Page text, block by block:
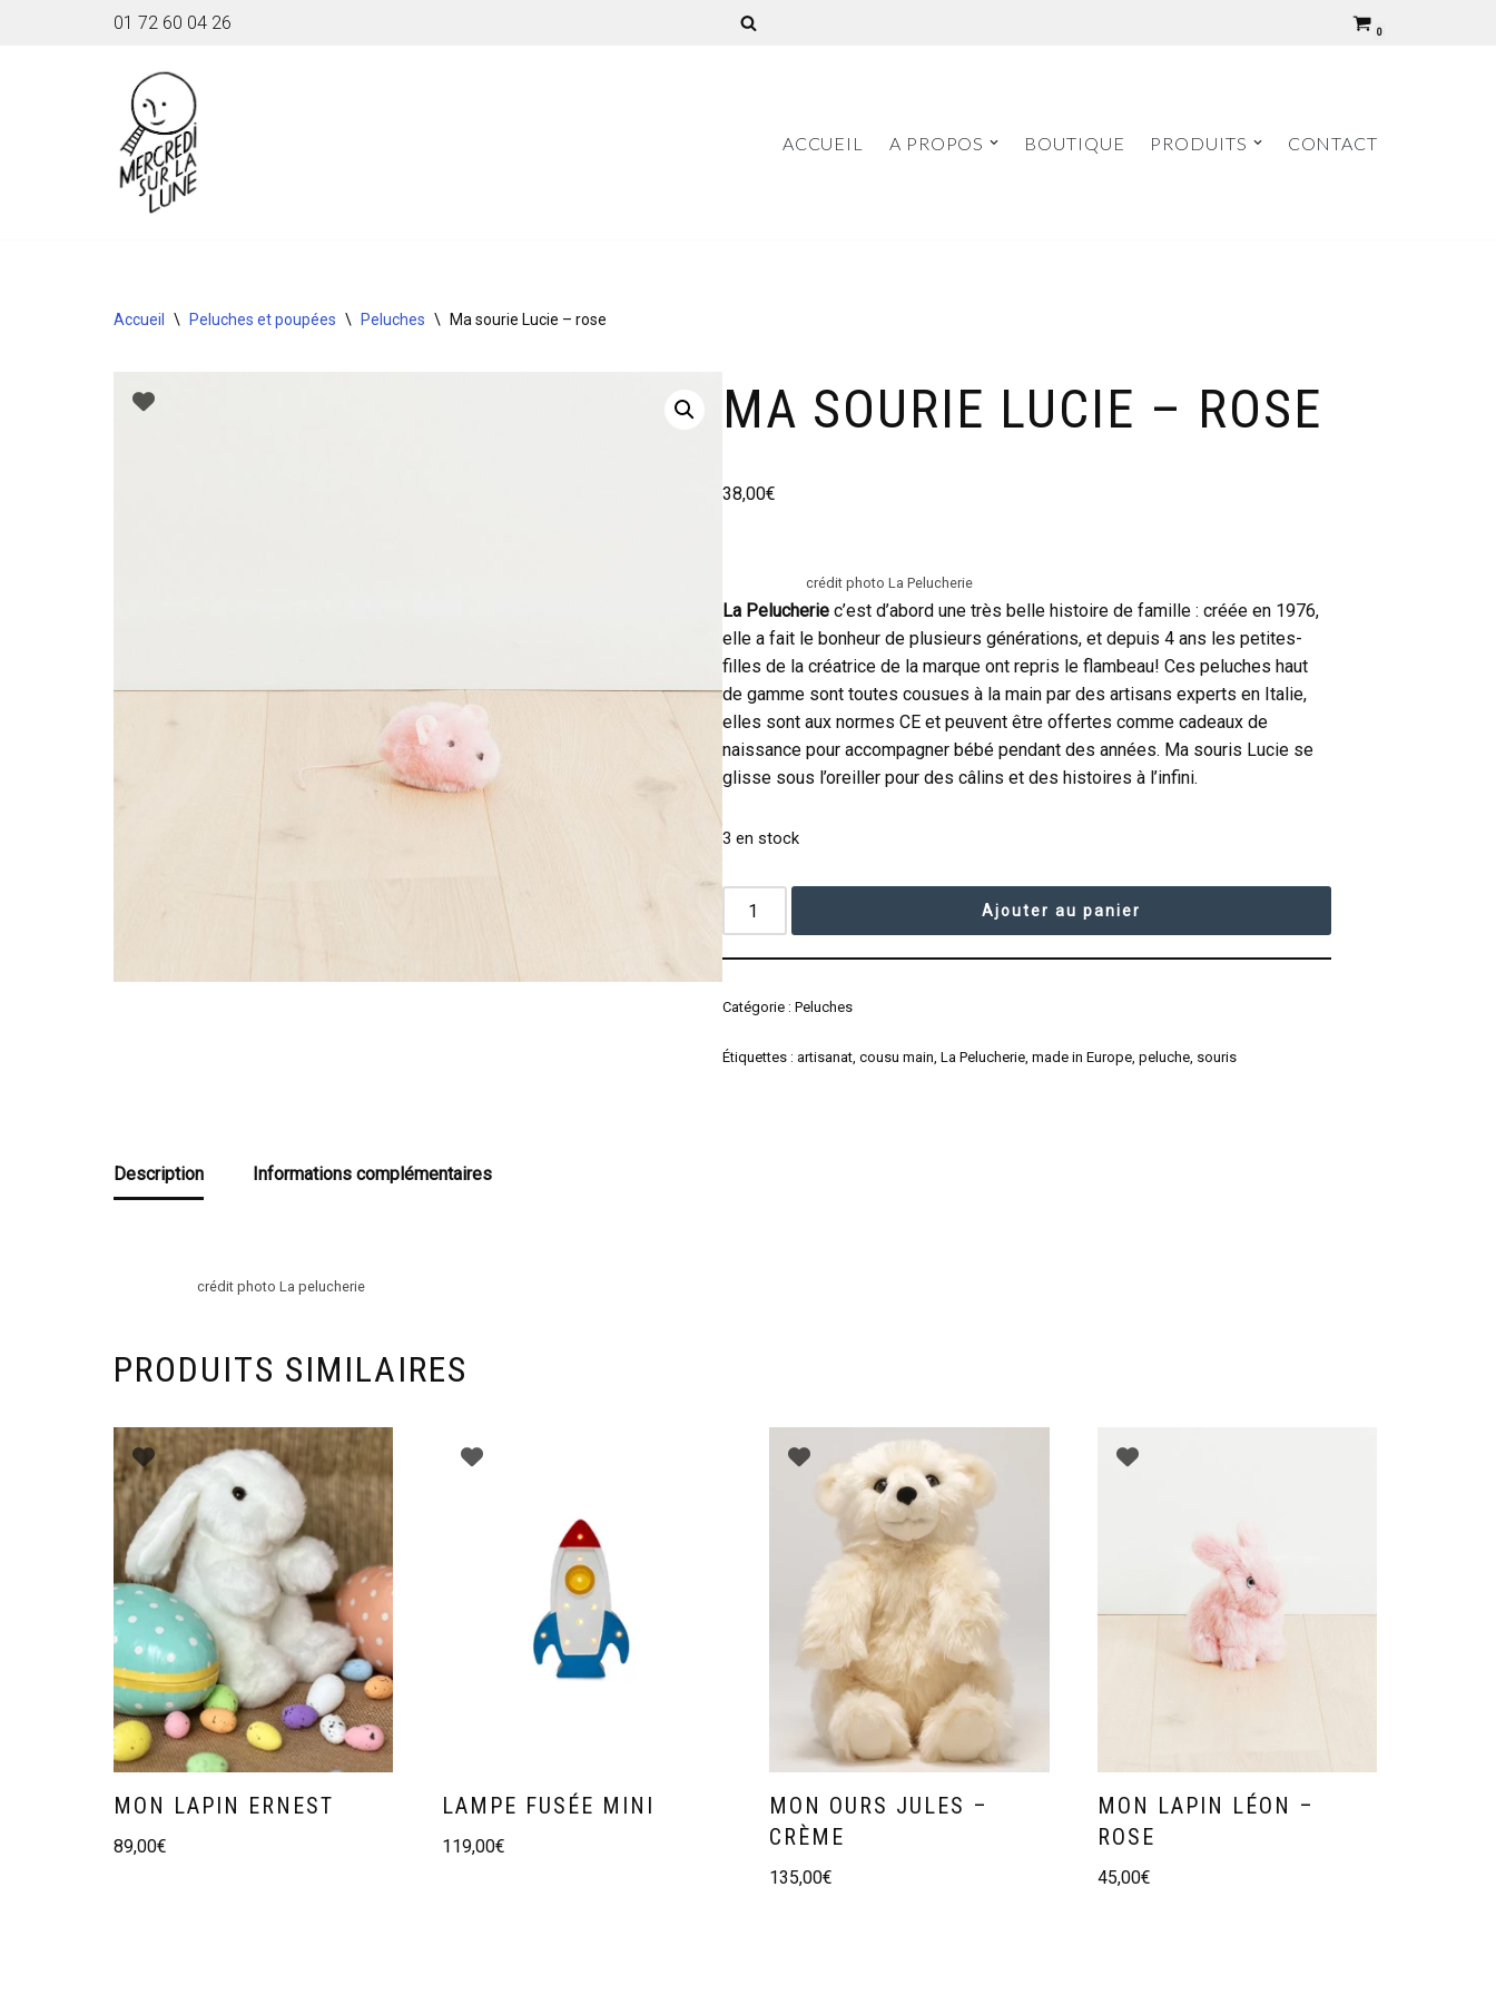
01 72 60 04 26 0
ACCUEIL A PROPOS BOUTIQUE PRODUITS CONTACT
Accueil \ Peluches et poupées \ Peluches \ Ma sourie Lucie – rose
MA SOURIE LUCIE – ROSE
38,00€
crédit photo La Pelucherie
La Pelucherie c’est d’abord une très belle histoire de famille : créée en 1976,
elle a fait le bonheur de plusieurs générations, et depuis 4 ans les petites-
filles de la créatrice de la marque ont repris le flambeau! Ces peluches haut
de gamme sont toutes cousues à la main par des artisans experts en Italie,
elles sont aux normes CE et peuvent être offertes comme cadeaux de
naissance pour accompagner bébé pendant des années. Ma souris Lucie se
glisse sous l’oreiller pour des câlins et des histoires à l’infini.
3 en stock
Ajouter au panier
Catégorie :Peluches
Étiquettes :artisanat,cousu main,La Pelucherie,made in Europe,peluche, souris
Description Informations complémentaires
crédit photo La pelucherie
PRODUITS SIMILAIRES
MON LAPIN ERNEST
89,00€
LAMPE FUSÉE MINI
119,00€
MON OURS JULES –
CRÈME
135,00€
MON LAPIN LÉON –
ROSE
45,00€